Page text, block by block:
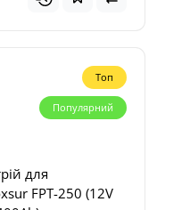
Топ
Популярний
для
FPT-250 (12V